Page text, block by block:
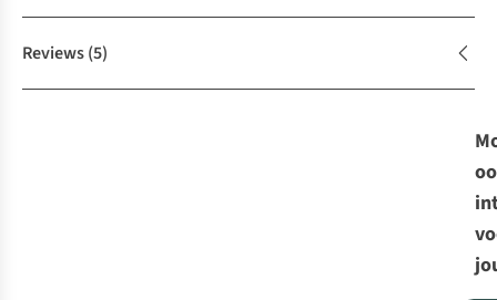
Reviews(5)